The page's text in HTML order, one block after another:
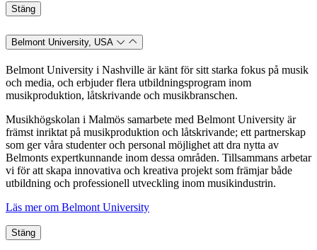
Stäng
Belmont University, USA
Belmont University i Nashville är känt för sitt starka fokus på musik
och media, och erbjuder flera utbildningsprogram inom
musikproduktion, låtskrivande och musikbranschen.
Musikhögskolan i Malmös samarbete med Belmont University är
främst inriktat på musikproduktion och låtskrivande; ett partnerskap
som ger våra studenter och personal möjlighet att dra nytta av
Belmonts expertkunnande inom dessa områden. Tillsammans arbetar
vi för att skapa innovativa och kreativa projekt som främjar både
utbildning och professionell utveckling inom musikindustrin.
Läs mer om Belmont University
Stäng